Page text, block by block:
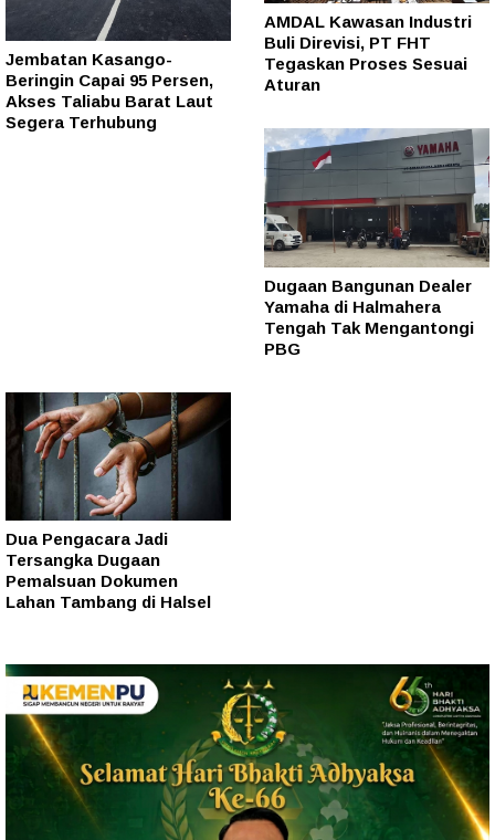
Jembatan Kasango-
Beringin Capai 95 Persen,
Akses Taliabu Barat Laut
Segera Terhubung
AMDAL Kawasan Industri
Buli Direvisi, PT FHT
Tegaskan Proses Sesuai
Aturan
Dugaan Bangunan Dealer
Yamaha di Halmahera
Tengah Tak Mengantongi
PBG
Dua Pengacara Jadi
Tersangka Dugaan
Pemalsuan Dokumen
Lahan Tambang di Halsel